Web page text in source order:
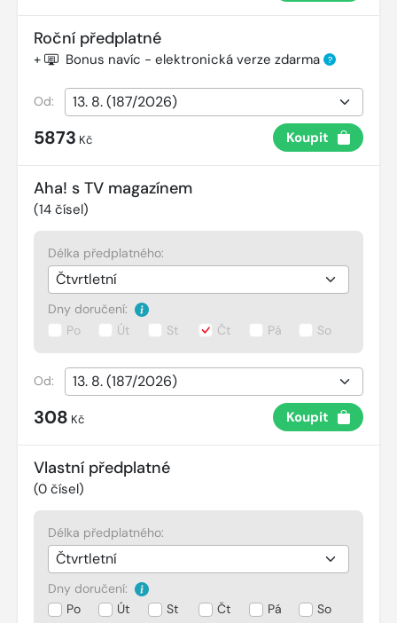
Roční předplatné
+ Bonus navíc - elektronická verze zdarma ?
Od:
5873 Kč Koupit
Aha! s TV magazínem
(14 čísel)
Délka předplatného:
Dny doručení:
Po
Út St Čt Pá So
Od:
308 Kč Koupit
Vlastní předplatné
(0 čísel)
Délka předplatného:
Dny doručení:
Po
Út St Čt Pá So